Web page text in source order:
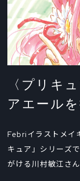
〈プリキ
アエールを
Febriイラストメイ
キュア」シリーズ
がける川村敏江さ